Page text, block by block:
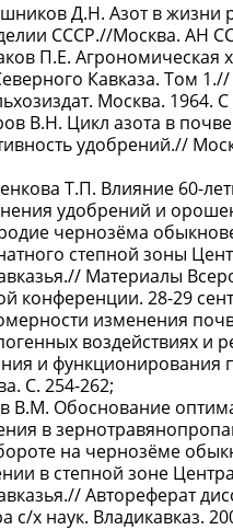
Д.Н. Азот в жизни
СССР.//Москва. АН
П.Е. Агрономическая
Кавказа. Том 1.//
Москва. 1964. С
В.Н. Цикл азота в
удобрений.//
Т.П. Влияние 60-
удобрений и
чернозёма
степной зоны
Материалы
конференции. 28-29
изменения
воздействиях и
и функционирования
С. 254-262;
В.М. Обоснование
в
на чернозёме
в степной зоне
Автореферат
с/х наук. Владикавказ.